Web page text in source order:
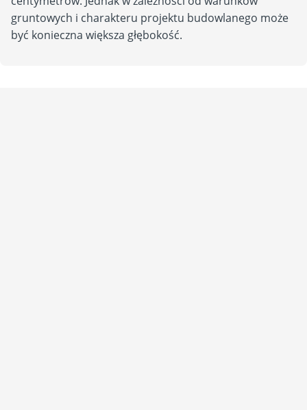
gruntowych i charakteru projektu budowlanego może
być konieczna większa głębokość.